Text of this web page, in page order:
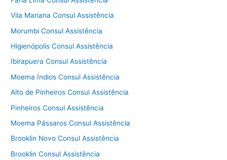
Vila Mariana Consul Assistência
Morumbi Consul Assistência
Higienópolis Consul Assistência
Ibirapuera Consul Assistência
Moema Índios Consul Assistência
Alto de Pinheiros Consul Assistência
Pinheiros Consul Assistência
Moema Pássaros Consul Assistência
Brooklin Novo Consul Assistência
Brooklin Consul Assistência